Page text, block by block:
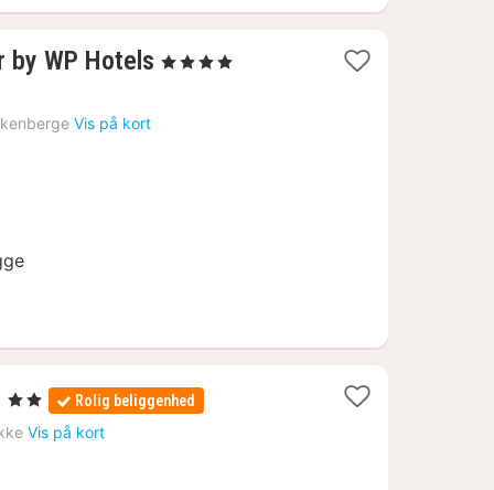
by WP Hotels 1
, 4 Stjerner
Vis på kort
1
nat
fra
, 2 Stjerner Rolig beliggenhed
Vis på kort